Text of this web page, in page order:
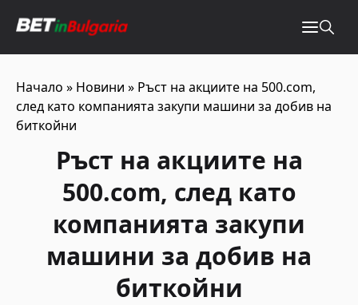
Начало » Новини » Ръст на акциите на 500.com,
след като компанията закупи машини за добив на
биткойни
Ръст на акциите на
500.com, след като
компанията закупи
машини за добив на
биткойни